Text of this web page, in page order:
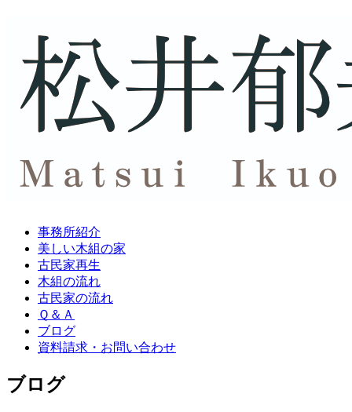
事務所紹介
美しい木組の家
古民家再生
木組の流れ
古民家の流れ
Ｑ＆Ａ
ブログ
資料請求・ お問い合わせ
ブログ